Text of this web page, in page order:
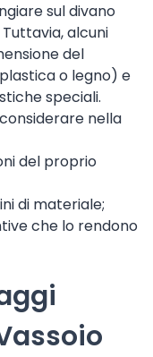
sul divano
alcuni
del
o legno) e
speciali.
nella
del proprio
di materiale;
che lo rendono